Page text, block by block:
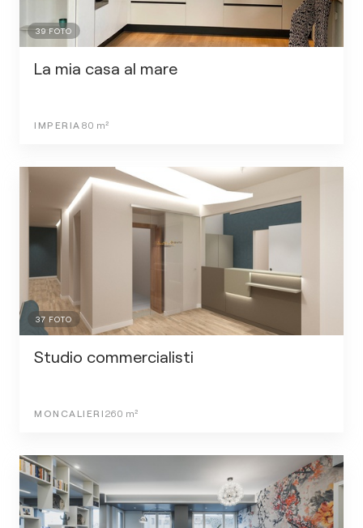
39 FOTO
La mia casa al mare
IMPERIA 80 m²
37 FOTO
Studio commercialisti
MONCALIERI 260 m²